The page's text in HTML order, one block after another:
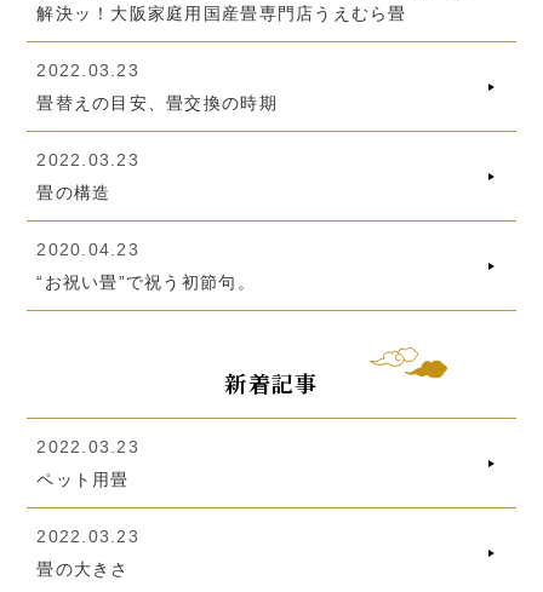
解決ッ！大阪家庭用国産畳専門店うえむら畳
2022.03.23
畳替えの目安、畳交換の時期
2022.03.23
畳の構造
2020.04.23
“お祝い畳”で祝う初節句。
新着記事
2022.03.23
ペット用畳
2022.03.23
畳の大きさ